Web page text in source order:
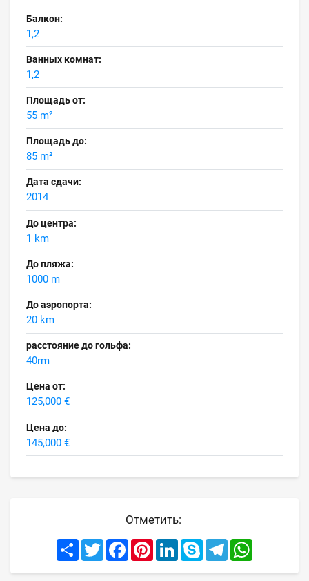
Балкон:
1,2
Ванных комнат:
1,2
Площадь от:
55 m²
Площадь до:
85 m²
Дата сдачи:
2014
До центра:
1 km
До пляжа:
1000 m
До аэропорта:
20 km
расстояние до гольфа:
40rm
Цена от:
125,000 €
Цена до:
145,000 €
Отметить:
Share TwitterFacebookPinterestLinkedInSkype Telegram